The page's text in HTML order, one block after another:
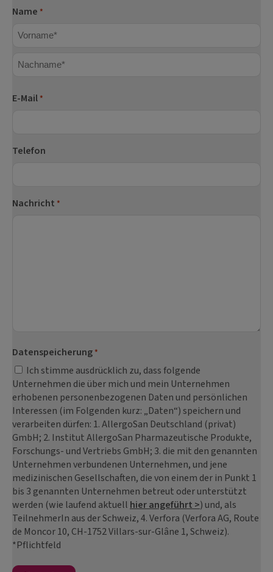
Name *
E-Mail *
Telefon
Nachricht *
Datenspeicherung *
Ich stimme ausdrücklich zu, dass folgende
Unternehmen die über mich und mein Unternehmen
erhobenen personenbezogenen Daten und persönlichen
Interessen (im Folgenden kurz: „Daten“) speichern und
verarbeiten dürfen: 1. AllergoSan Deutschland (privat)
GmbH; 2. Institut AllergoSan Pharmazeutische Produkte,
Forschungs- und Vertriebs GmbH; 3. die mit den genannten
Unternehmen verbundenen Unternehmen, und jene
medizinischen Gesellschaften, die von einem der in Punkt 1
bis 3 genannten Unternehmen betreut oder unterstützt
werden (wie laufend aktuell hier angeführt >) und, als
TeilnehmerIn aus der Schweiz, 4. Verfora (Verfora AG, Route
de Moncor 10, CH-1752 Villars-sur-Glâne 1, Schweiz).
*Pflichtfeld